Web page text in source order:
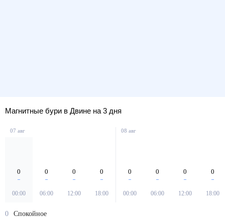
Магнитные бури в Двине на 3 дня
07 авг
0
00:00
0
06:00
0
12:00
0
18:00
08 авг
0
00:00
0
06:00
0
12:00
0
18:00
0
Спокойное